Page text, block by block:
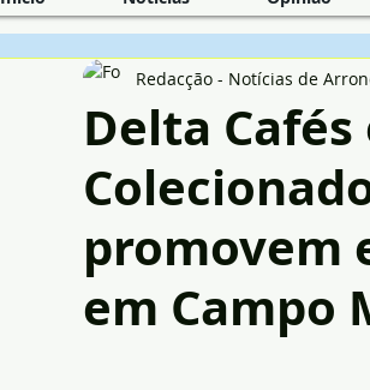
Delta
promovem
em Campo
Redacção - Notícias de